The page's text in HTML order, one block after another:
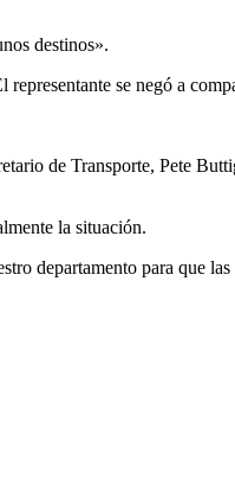
destinos».
se negó a
de Transporte, Pete
la situación.
departamento para que las